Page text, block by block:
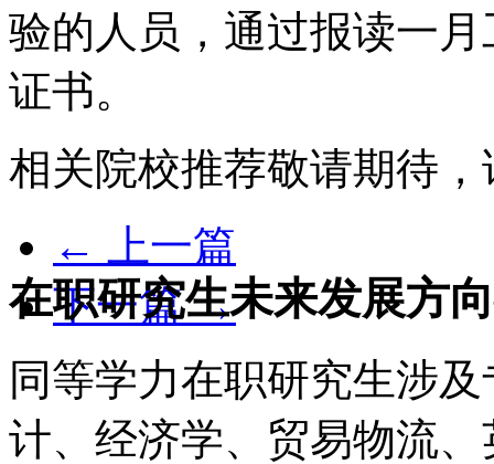
验的人员，通过报读一
证书。
相关院校推荐敬请期待
← 上一篇
下一篇 →
在职研究生未来发展方
同等学力在职研究生涉
计、经济学、贸易物流